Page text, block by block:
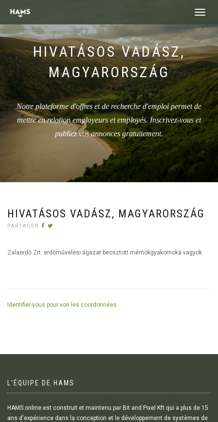
HIVATÁSOS VADÁSZ,
MAGYARORSZÁG
Notre plateforme d'offres et de recherche d'emploi permet de
mettre en relation employeurs et employés. Inscrivez-vous et
publiez vos annonces gratuitement.
HIVATÁSOS VADÁSZ, MAGYARORSZÁG
PARTAGER
Zalaerdő Zrt. erdőművelési ágazat beosztott mérnökgyakornoka vagyok.
Identifier-vous pour voir les coordonnées
L'ÉQUIPE DE HAMS
HAMS.online est construit et maintenu par Bit and Pixel Kft qui a plus de 15
ans d'expérience dans la conception et le développement de systèmes de